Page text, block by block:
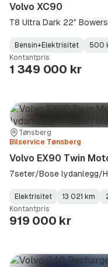
Volvo XC90
T8 Ultra Dark 22"
Fuel
Type:
Bensin+Elektrisitet
Kilometerstand: 500
Model
Year:
Gearbox
Type:
Kontantpris
1 349 000 kr
Sted:Tønsberg
Forhandler:
Bilservice Tønsberg
Volvo EX90 Twin
7seter/Bose lydanlegg/
Fuel
Type:
Elektrisitet
Kilometerstand:
13 021 km
Model
Year:
Gearbox
Type:
Kontantpris
919 000 kr